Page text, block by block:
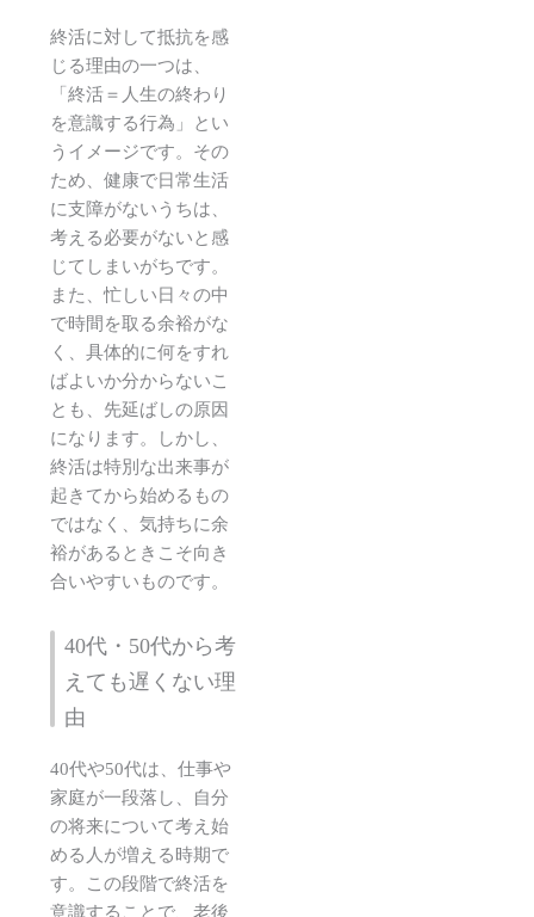
終活に対して抵抗を感
じる理由の一つは、
「終活＝人生の終わり
を意識する行為」とい
うイメージです。その
ため、健康で日常生活
に支障がないうちは、
考える必要がないと感
じてしまいがちです。
また、忙しい日々の中
で時間を取る余裕がな
く、具体的に何をすれ
ばよいか分からないこ
とも、先延ばしの原因
になります。しかし、
終活は特別な出来事が
起きてから始めるもの
ではなく、気持ちに余
裕があるときこそ向き
合いやすいものです。
40代・50代から考
えても遅くない理
由
40代や50代は、仕事や
家庭が一段落し、自分
の将来について考え始
める人が増える時期で
す。この段階で終活を
意識することで、老後